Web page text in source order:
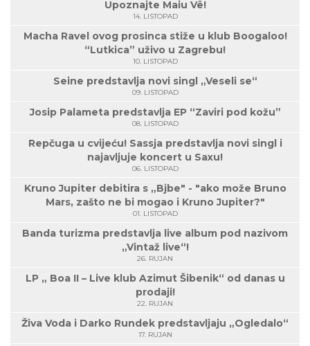
Upoznajte Maiu Vë!
14. LISTOPAD
Macha Ravel ovog prosinca stiže u klub Boogaloo!
“Lutkica” uživo u Zagrebu!
10. LISTOPAD
Seine predstavlja novi singl „Veseli se“
09. LISTOPAD
Josip Palameta predstavlja EP “Zaviri pod kožu”
08. LISTOPAD
Repčuga u cvijeću! Sassja predstavlja novi singl i
najavljuje koncert u Saxu!
06. LISTOPAD
Kruno Jupiter debitira s „Bjbe" - "ako može Bruno
Mars, zašto ne bi mogao i Kruno Jupiter?"
01. LISTOPAD
Banda turizma predstavlja live album pod nazivom
„Vintaž live“!
26. RUJAN
LP „ Boa II – Live klub Azimut Šibenik“ od danas u
prodaji!
22. RUJAN
Živa Voda i Darko Rundek predstavljaju „Ogledalo“
17. RUJAN